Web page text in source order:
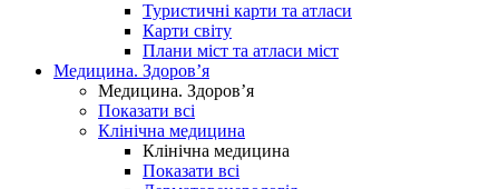
Туристичні карти та атласи
Карти світу
Плани міст та атласи міст
Медицина. Здоров’я
Медицина. Здоров’я
Показати всі
Клінічна медицина
Клінічна медицина
Показати всі